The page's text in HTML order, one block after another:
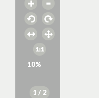
10%
1 / 2